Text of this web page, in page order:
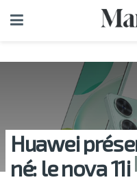
Huawei
né: le nova 11i